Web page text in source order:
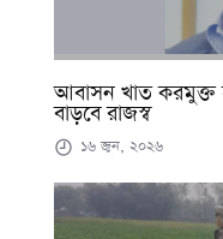
আবাসন খাত করমুক্ত
বাড়বে রাজস্ব
১৬ জুন, ২০২৬